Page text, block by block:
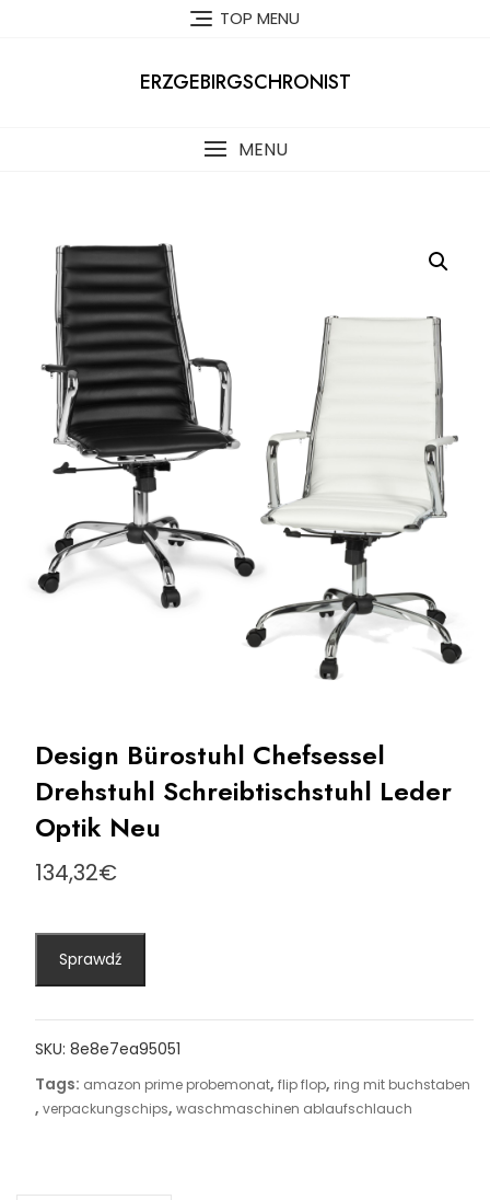
TOP MENU
ERZGEBIRGSCHRONIST
MENU
Design Bürostuhl Chefsessel
Drehstuhl Schreibtischstuhl Leder
Optik Neu
134,32€
Sprawdź
SKU: 8e8e7ea95051
Tags: amazon prime probemonat, flip flop, ring mit buchstaben
, verpackungschips, waschmaschinen ablaufschlauch